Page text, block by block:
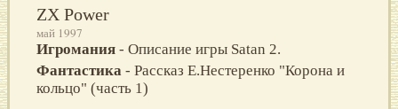
ZX Power
май 1997
Игромания - Описание игры Satan 2.
Фантастика - Рассказ Е.Нестеренко "Корона и
кольцо" (часть 1)